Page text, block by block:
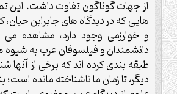
از جهات گوناگون تفاوت داشت. اين
هايى كه در ديدگاه هاى جابرابن
و خوارزمى وجود دارد، مشاهده
دانشمندان و فيلسوفان عرب به
طبقه بندى كرده اند كه برخى از آنها
ديگر، تا زمان ما ناشناخته مانده است؛